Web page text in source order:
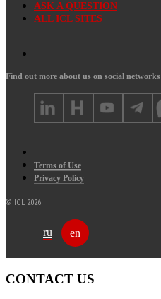
ASK A QUESTION
ALL ICL SITES
Find out more about us on social networks
Terms of Use
Privacy Policy
© ICL 2026
ru en
CONTACT US